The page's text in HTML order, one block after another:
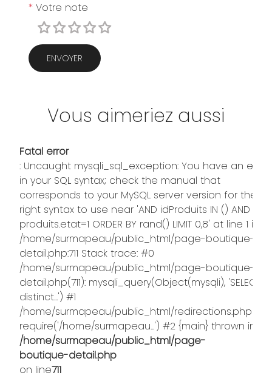
* Votre note
ENVOYER
Vous aimeriez aussi
Fatal error
: Uncaught mysqli_sql_exception: You have an error
in your SQL syntax; check the manual that
corresponds to your MySQL server version for the
right syntax to use near 'AND idProduits IN () AND
produits.etat=1 ORDER BY rand() LIMIT 0,8' at line 1 in
/home/surmapeau/public_html/page-boutique-
detail.php:711 Stack trace: #0
/home/surmapeau/public_html/page-boutique-
detail.php(711): mysqli_query(Object(mysqli), 'SELECT
distinct...') #1
/home/surmapeau/public_html/
require('/home/surmapeau...') #2 {main} thrown in
/home/surmapeau/public_html/page-
boutique-detail.php
on line711